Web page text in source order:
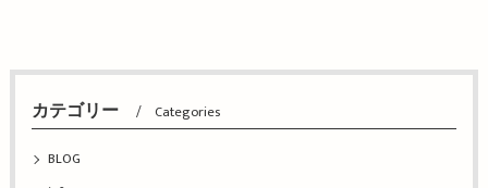
カテゴリー Categories
BLOG